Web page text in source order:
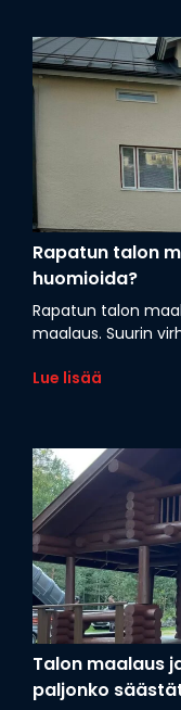
Rapatun talon
huomioida?
Rapatun talon
maalaus. Suurin
Lue lisää
Talon maalaus
paljonko